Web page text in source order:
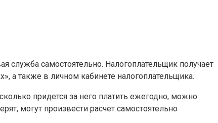
служба самостоятельно. Налогоплательщик получает
а также в личном кабинете налогоплательщика.
придется за него платить ежегодно, можно
могут произвести расчет самостоятельно